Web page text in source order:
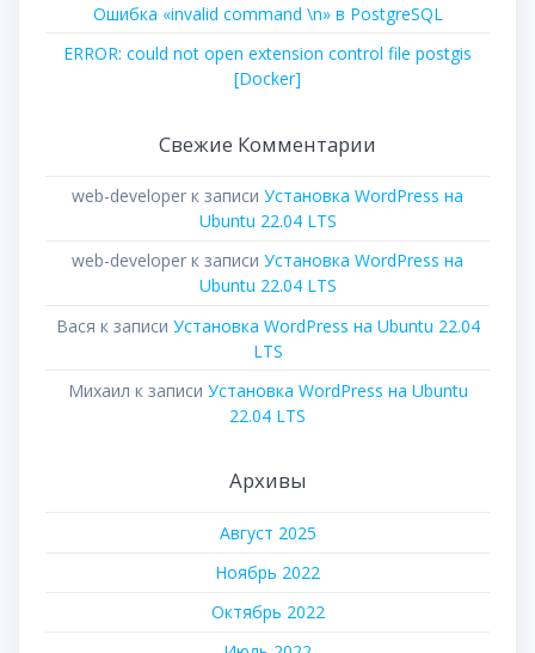
Ошибка «invalid command \n» в PostgreSQL
ERROR: could not open extension control file postgis
[Docker]
Свежие Комментарии
web-developer к записи Установка WordPress на
Ubuntu 22.04 LTS
web-developer к записи Установка WordPress на
Ubuntu 22.04 LTS
Вася к записи Установка WordPress на Ubuntu 22.04
LTS
Михаил к записи Установка WordPress на Ubuntu
22.04 LTS
Архивы
Август 2025
Ноябрь 2022
Октябрь 2022